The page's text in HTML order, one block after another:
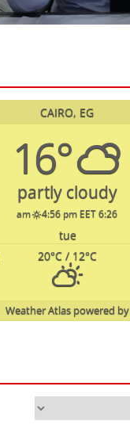
CAIRO, EG
16°
partly cloudy
6:26 am
4:56 pm EET
tue
20°C / 12°C
powered by
Weather Atlas